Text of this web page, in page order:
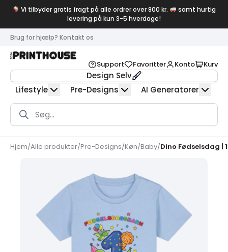
Vi tilbyder gratis fragt på alle ordrer over 800 kr.
samt hurtig
levering på kun 3-5 hverdage!
Brug for hjælp? Kontakt os
Support Favoritter Konto Kurv
Design Selv
Lifestyle
Pre-Designs AI Generatorer
Products
search
Hjem/Alle produkter/Pre-Designs/Køn/Baby/Dino Fødselsdag |